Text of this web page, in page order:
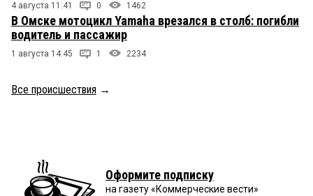
4 августа 11:41 0 1462
В Омске мотоцикл Yamaha врезался в столб: погибли
водитель и пассажир
1 августа 14:45 1 2234
Все происшествия →
Оформите подписку
на газету «Коммерческие вести»